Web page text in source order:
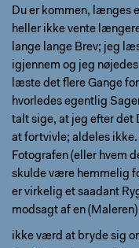
Du er kommen, længes
heller ikke vente
lange lange Brev; jeg
igjennem og jeg
læste det flere Gange
hvorledes egentlig
talt sige, at jeg efter det
at fortvivle; aldeles
Fotografen (eller hvem
skulde være hemmelig
er virkelig et saadant
modsagt af en
ikke værd at bryde sig